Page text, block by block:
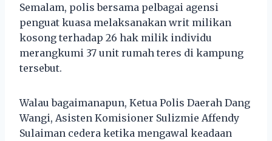
Semalam, polis bersama pelbagai agensi
penguat kuasa melaksanakan writ milikan
kosong terhadap 26 hak milik individu
merangkumi 37 unit rumah teres di kampung
tersebut.
Walau bagaimanapun, Ketua Polis Daerah Dang
Wangi, Asisten Komisioner Sulizmie Affendy
Sulaiman cedera ketika mengawal keadaan